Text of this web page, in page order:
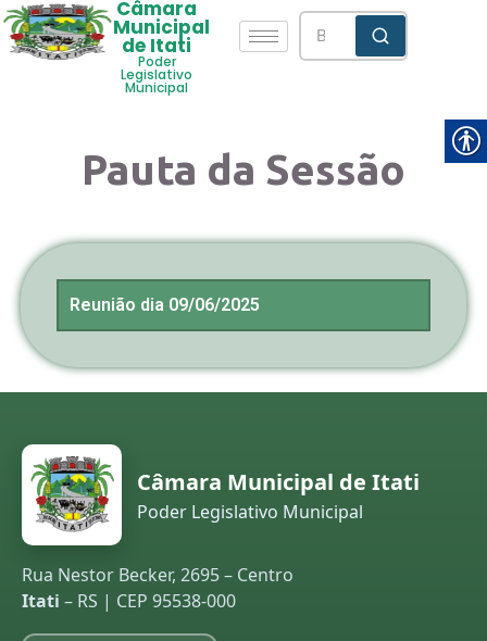
Câmara
Municipal
de Itati
Poder
Legislativo
Municipal
Pauta da Sessão
Reunião dia 09/06/2025
Câmara Municipal de Itati
Poder Legislativo Municipal
Rua Nestor Becker, 2695 – Centro
Itati – RS | CEP 95538-000